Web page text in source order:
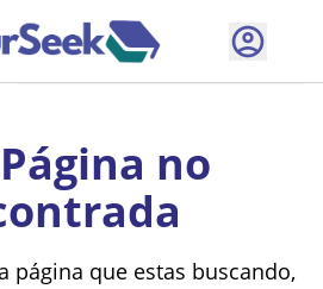
no
página que estas buscando,